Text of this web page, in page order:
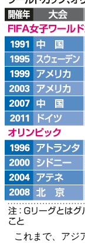
これまで、アジ